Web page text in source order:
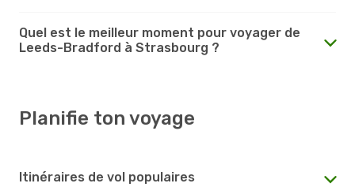
Quel est le meilleur moment pour voyager de
Leeds-Bradford à Strasbourg ?
Planifie ton voyage
Itinéraires de vol populaires